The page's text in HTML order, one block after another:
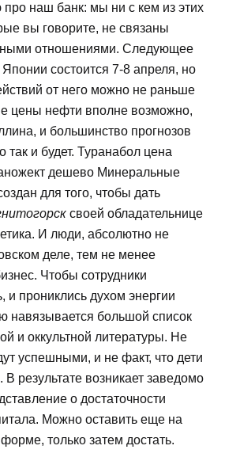
наш банк: мы ни с кем из этих
вы говорите, не связаны
отношениями. Следующее
состоится 7-8 апреля, но
от него можно не раньше
цены нефти вполне возможно,
и большинство прогнозов
так и будет. Туранабол цена
дешево Минеральные
для того, чтобы дать
своей обладательнице
И люди, абсолютно не
деле, тем не менее
Чтобы сотрудники
и прониклись духом энергии
навязывается большой список
и оккультной литературы. Не
успешными, и не факт, что дети
В результате возникает заведомо
о достаточности
Можно оставить еще на
только затем достать.